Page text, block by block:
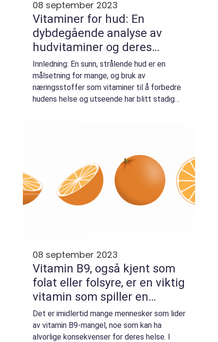
08 september 2023
Vitaminer for hud: En
dybdegående analyse av
hudvitaminer og deres
fordeler
Innledning: En sunn, strålende hud er en
målsetning for mange, og bruk av
næringsstoffer som vitaminer til å forbedre
hudens helse og utseende har blitt stadig
08 september 2023
Vitamin B9, også kjent som
folat eller folsyre, er en viktig
vitamin som spiller en
avgjørende rolle i kroppens
funksjon
Det er imidlertid mange mennesker som lider
av vitamin B9-mangel, noe som kan ha
alvorlige konsekvenser for deres helse. I